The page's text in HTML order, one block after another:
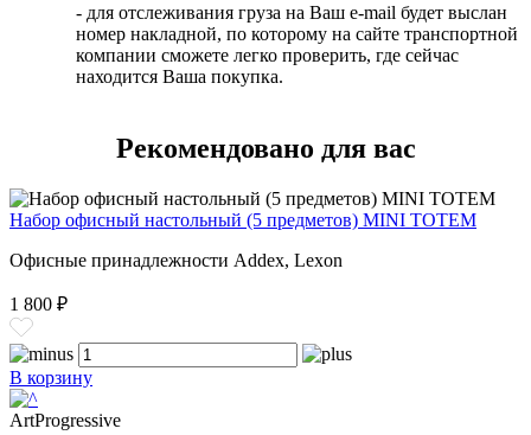
- для отслеживания груза на Ваш e-mail будет выслан
номер накладной, по которому на сайте транспортной
компании сможете легко проверить, где сейчас
находится Ваша покупка.
Рекомендовано для вас
Набор офисный настольный (5 предметов) MINI TOTEM
Офисные принадлежности Addex, Lexon
1 800 ₽
В корзину
ArtProgressive